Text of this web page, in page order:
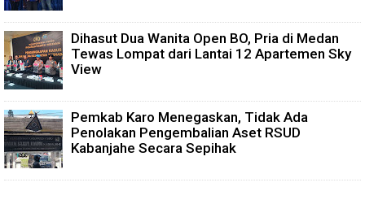
Dihasut Dua Wanita Open BO, Pria di Medan
Tewas Lompat dari Lantai 12 Apartemen Sky
View
Pemkab Karo Menegaskan, Tidak Ada
Penolakan Pengembalian Aset RSUD
Kabanjahe Secara Sepihak